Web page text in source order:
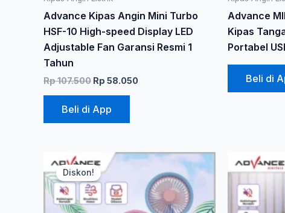
Advance Kipas Angin Mini Turbo
HSF-10 High-speed Display LED
Adjustable Fan Garansi Resmi 1
Tahun
Rp107.500 Rp 58.050
Beli di App
Advance
Kipas
Portabel
Beli di
Diskon!
Harga
aslinya
adalah:
Rp 57.500.
Harga
adalah:
Rp 31.050.
Produk
memiliki
beberapa